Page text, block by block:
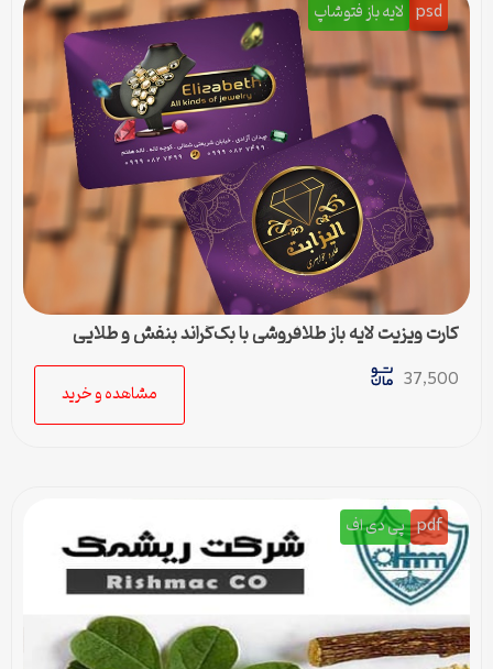
psd لایه باز فتوشاپ
کارت ویزیت لایه باز طلافروشی با بک‌گراند بنفش و طلایی
37,500
مشاهده و خرید
pdf پی دی اف